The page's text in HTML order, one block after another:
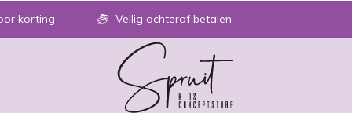
korting Veilig achteraf betalen